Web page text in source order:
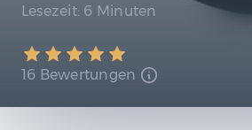
Lesezeit: 6 Minuten
16 Bewertungen